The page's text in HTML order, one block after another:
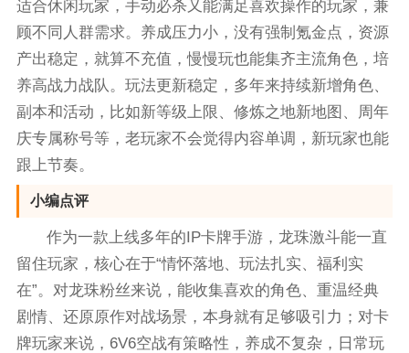
适合休闲玩家，手动必杀又能满足喜欢操作的玩家，兼
顾不同人群需求。养成压力小，没有强制氪金点，资源
产出稳定，就算不充值，慢慢玩也能集齐主流角色，培
养高战力战队。玩法更新稳定，多年来持续新增角色、
副本和活动，比如新等级上限、修炼之地新地图、周年
庆专属称号等，老玩家不会觉得内容单调，新玩家也能
跟上节奏。
小编点评
作为一款上线多年的IP卡牌手游，龙珠激斗能一直
留住玩家，核心在于“情怀落地、玩法扎实、福利实
在”。对龙珠粉丝来说，能收集喜欢的角色、重温经典
剧情、还原原作对战场景，本身就有足够吸引力；对卡
牌玩家来说，6V6空战有策略性，养成不复杂，日常玩